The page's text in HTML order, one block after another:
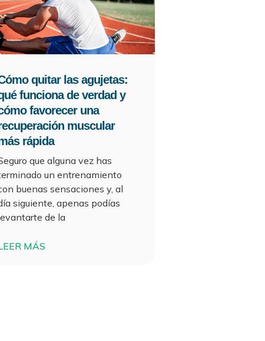
quitar las agujetas:
funciona de verdad y
favorecer una
muscular
rápida
que alguna vez has
un entrenamiento
buenas sensaciones y, al
siguiente, apenas podías
de la
MÁS